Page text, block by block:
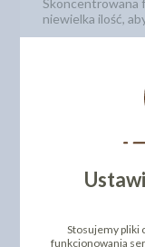
niewielka ilość,
Produkt
Dostępne w
klasyczne
Gramatura: 20 g
Kod produktu:
Stosujemy pliki
funkcjonowania